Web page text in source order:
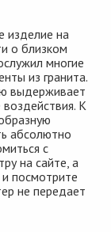
изделие на
о близком
многие
из гранита.
выдерживает
К
абсолютно
с
на сайте, а
посмотрите
не передает